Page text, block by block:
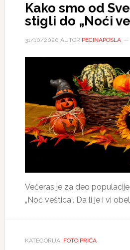
Kako smo od
stigli do „Noći
31/10/2020 AUTOR PECINAPOSLA
Večeras je za deo
„Noć veštica“. Da li je i vi
KATEGORIJA: FOTO PRIĆA